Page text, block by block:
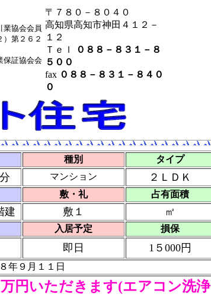
業協会会員
第２６２
保証協会会
〒７８０－８０４０
高知県高知市神田４１２－
１２
Ｔｅｌ
０８８－８３１－８
５００
fax０８８－８３１－８４０
０
種別 タイプ
マンション ２ＬＤＫ
敷・礼
占有面積
建 敷１ ㎡
入居予定 損保
即日 1５000円
年９月１１日
円いただきます(エアコン洗浄